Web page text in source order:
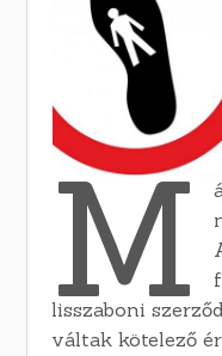
M
lisszaboni
váltak kötelező